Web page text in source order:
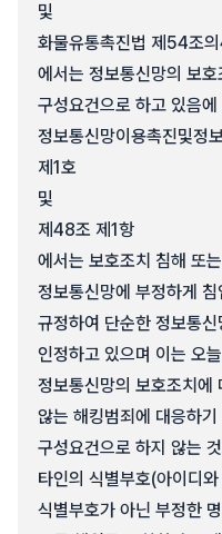
및
화물유통촉진법 제54조
에서는 정보통신망의 보
구성요건으로 하고 있음에
정보통신망이용촉진및정
제1호
및
제48조 제1항
에서는 보호조치 침해 또
정보통신망에 부정하게
규정하여 단순한 정보통
인정하고 있으며 이는 오
정보통신망의 보호조치에
않는 해킹범죄에 대응하
구성요건으로 하지 않는
타인의 식별부호(아이디
식별부호가 아닌 부정한